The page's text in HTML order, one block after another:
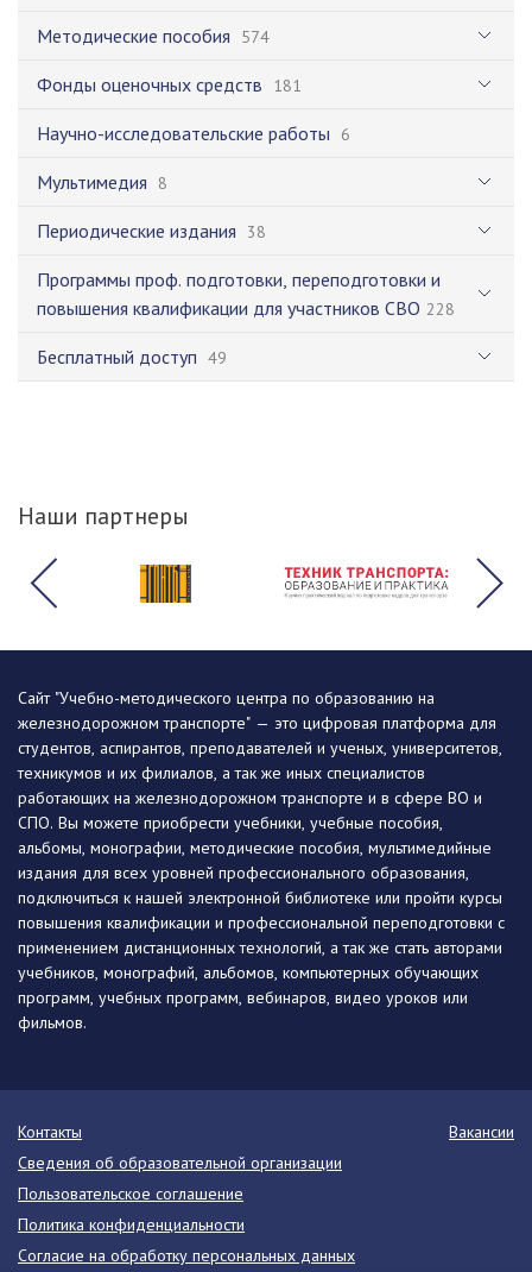
Методические пособия 574
Фонды оценочных средств 181
Научно-исследовательские работы 6
Мультимедия 8
Периодические издания 38
Программы проф. подготовки, переподготовки и
повышения квалификации для участников СВО 228
Бесплатный доступ 49
Наши партнеры
Сайт "Учебно-методического центра по образованию на
железнодорожном транспорте" — это цифровая платформа для
студентов, аспирантов, преподавателей и ученых, университетов,
техникумов и их филиалов, а так же иных специалистов
работающих на железнодорожном транспорте и в сфере ВО и
СПО. Вы можете приобрести учебники, учебные пособия,
альбомы, монографии, методические пособия, мультимедийные
издания для всех уровней профессионального образования,
подключиться к нашей электронной библиотеке или пройти курсы
повышения квалификации и профессиональной переподготовки с
применением дистанционных технологий, а так же стать авторами
учебников, монографий, альбомов, компьютерных обучающих
программ, учебных программ, вебинаров, видео уроков или
фильмов.
Контакты
Вакансии
Сведения об образовательной организации
Пользовательское соглашение
Политика конфиденциальности
Согласие на обработку персональных данных